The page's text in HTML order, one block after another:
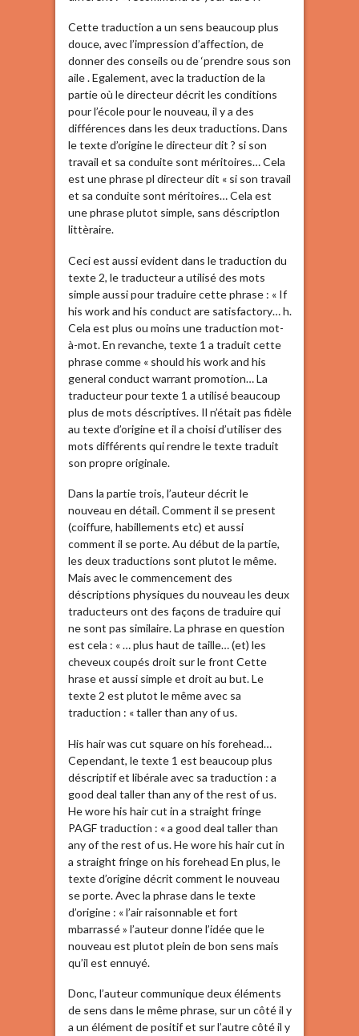
Cette traduction a un sens beaucoup plus
douce, avec l’impression d’affection, de
donner des conseils ou de ‘prendre sous son
aile . Egalement, avec la traduction de la
partie où le directeur décrit les conditions
pour l’école pour le nouveau, il y a des
différences dans les deux traductions. Dans
le texte d’origine le directeur dit ? si son
travail et sa conduite sont méritoires… Cela
est une phrase pl directeur dit « si son travail
et sa conduite sont méritoires… Cela est
une phrase plutot simple, sans déscriptlon
littèraire.
Ceci est aussi evident dans le traduction du
texte 2, le traducteur a utilisé des mots
simple aussi pour traduire cette phrase : « If
his work and his conduct are satisfactory… h.
Cela est plus ou moins une traduction mot-
à-mot. En revanche, texte 1 a traduit cette
phrase comme « should his work and his
general conduct warrant promotion… La
traducteur pour texte 1 a utilisé beaucoup
plus de mots déscriptives. Il n’était pas fidèle
au texte d’origine et il a choisi d’utiliser des
mots différents qui rendre le texte traduit
son propre originale.
Dans la partie trois, l’auteur décrit le
nouveau en détail. Comment il se present
(coiffure, habillements etc) et aussi
comment il se porte. Au début de la partie,
les deux traductions sont plutot le même.
Mais avec le commencement des
déscriptions physiques du nouveau les deux
traducteurs ont des façons de traduire qui
ne sont pas similaire. La phrase en question
est cela : « … plus haut de taille… (et) les
cheveux coupés droit sur le front Cette
hrase et aussi simple et droit au but. Le
texte 2 est plutot le même avec sa
traduction : « taller than any of us.
His hair was cut square on his forehead…
Cependant, le texte 1 est beaucoup plus
déscriptif et libérale avec sa traduction : a
good deal taller than any of the rest of us.
He wore his hair cut in a straight fringe
PAGF traduction : « a good deal taller than
any of the rest of us. He wore his hair cut in
a straight fringe on his forehead En plus, le
texte d’origine décrit comment le nouveau
se porte. Avec la phrase dans le texte
d’origine : « l’air raisonnable et fort
mbarrassé » l’auteur donne l’idée que le
nouveau est plutot plein de bon sens mais
qu’il est ennuyé.
Donc, l’auteur communique deux éléments
de sens dans le même phrase, sur un côté il y
a un élément de positif et sur l’autre côté il y